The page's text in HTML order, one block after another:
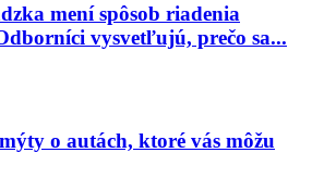
mení spôsob riadenia
vysvetľujú, prečo sa...
o autách, ktoré vás môžu